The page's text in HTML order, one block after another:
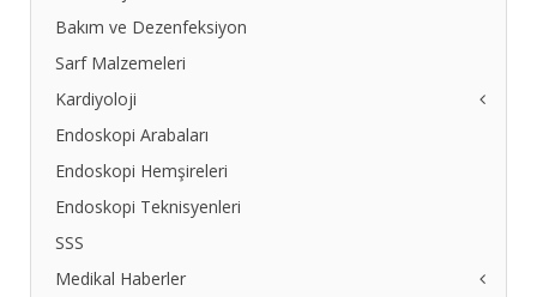
Bakım ve Dezenfeksiyon
Sarf Malzemeleri
Kardiyoloji
Ekg
EKG - 60G
EKG-80-GL
EKG IKO 3
EKG 112 D
HB Monitörleri
Endoskopi Arabaları
Endoskopi Hemşireleri
Endoskopi Teknisyenleri
SSS
Medikal Haberler